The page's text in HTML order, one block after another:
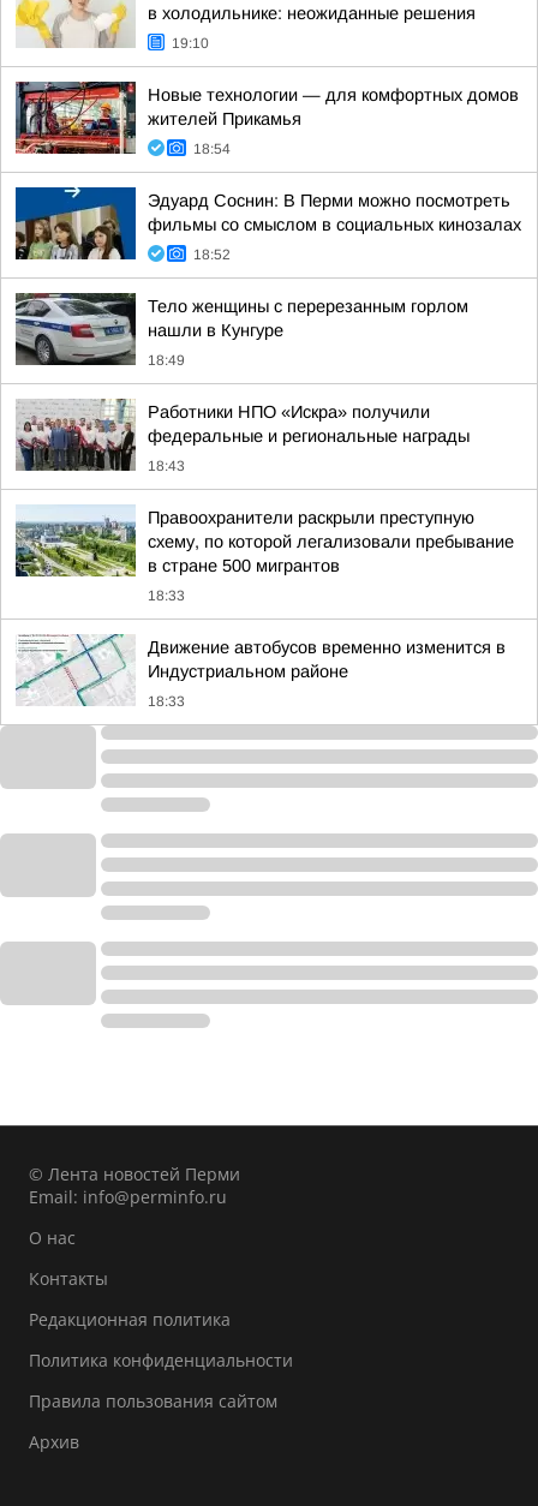
в холодильнике: неожиданные решения
19:10
Новые технологии — для комфортных домов
жителей Прикамья
18:54
Эдуард Соснин: В Перми можно посмотреть
фильмы со смыслом в социальных кинозалах
18:52
Тело женщины с перерезанным горлом
нашли в Кунгуре
18:49
Работники НПО «Искра» получили
федеральные и региональные награды
18:43
Правоохранители раскрыли преступную
схему, по которой легализовали пребывание
в стране 500 мигрантов
18:33
Движение автобусов временно изменится в
Индустриальном районе
18:33
© Лента новостей Перми
Email: info@perminfo.ru
О нас
Контакты
Редакционная политика
Политика конфиденциальности
Правила пользования сайтом
Архив